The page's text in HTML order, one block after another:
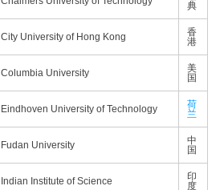
典
City University of Hong Kong
香
港
Columbia University
美
国
Eindhoven University of Technology
荷
兰
Fudan University
中
国
Indian Institute of Science
印
度